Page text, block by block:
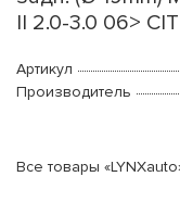
II 2.0-3.0 06>
Артикул
Производитель
Все товары